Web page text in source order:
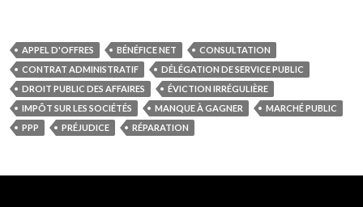
APPEL D'OFFRES BÉNÉFICE NET
CONSULTATION
CONTRAT ADMINISTRATIF
DÉLÉGATION DE SERVICE PUBLIC
DROIT PUBLIC DES AFFAIRES
ÉVICTION IRRÉGULIÈRE
IMPÔT SUR LES SOCIÉTÉS
MANQUE À GAGNER
MARCHÉ PUBLIC
PPP
PRÉJUDICE RÉPARATION